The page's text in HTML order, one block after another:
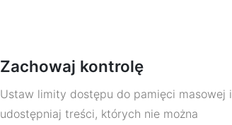
Zachowaj kontrolę
Ustaw limity dostępu do pamięci masowej i
udostępniaj treści, których nie można